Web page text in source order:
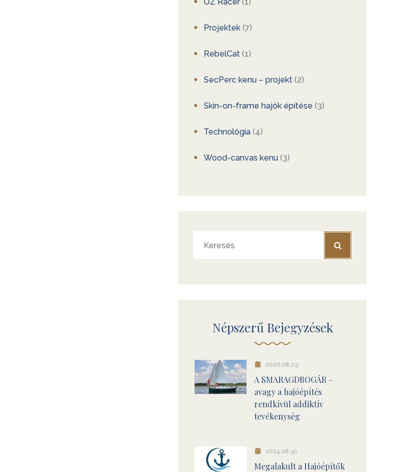
Projektek (7)
RebelCat (1)
SecPerc kenu – projekt (2)
Skin-on-frame hajók építése (3)
Technológia (4)
Wood-canvas kenu (3)
Népszerű Bejegyzések
2026.08.03.
A SMARAGDBOGÁR –
avagy a hajóépítés
rendkívül addiktív
tevékenység
2024.08.30.
Megalakult a Hajóépítők